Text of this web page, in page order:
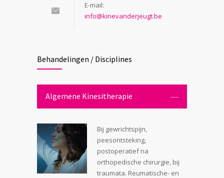
E-mail:
info@kinevanderjeugt.be
Behandelingen / Disciplines
Algemene Kinesitherapie
Bij gewrichtspijn,
peesontsteking,
postoperatief na
orthopedische chirurgie, bij
traumata. Reumatische- en